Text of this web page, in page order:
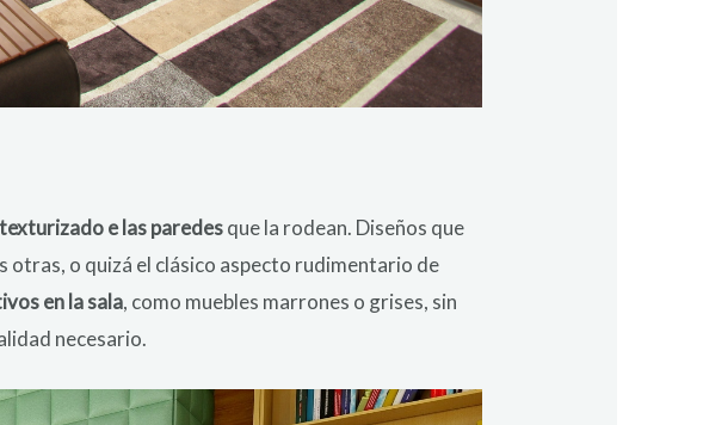
e las paredesque la rodean. Diseños que
otras, o quizá el clásico aspecto rudimentario de
en la sala, como muebles marrones o grises, sin
necesario.